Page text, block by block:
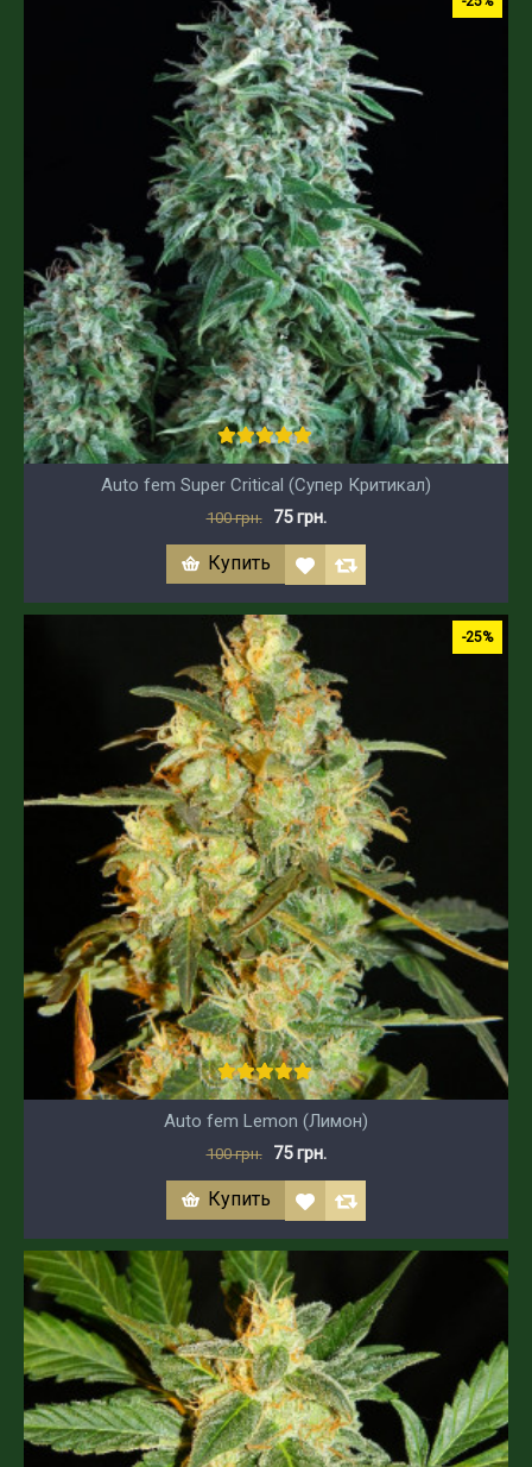
Auto fem Super Critical (Супер Критикал)
100 грн. 75 грн.
Купить
-25%
Auto fem Lemon (Лимон)
100 грн. 75 грн.
Купить